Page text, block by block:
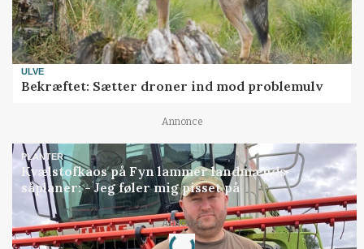
ULVE
Bekræftet: Sætter droner ind mod problemulv
Annonce
PLANTER
Kvælstofkaos på Fyn lammer landmænds
såplaner: - Jeg føler mig pisset på
Annonce
Loading...